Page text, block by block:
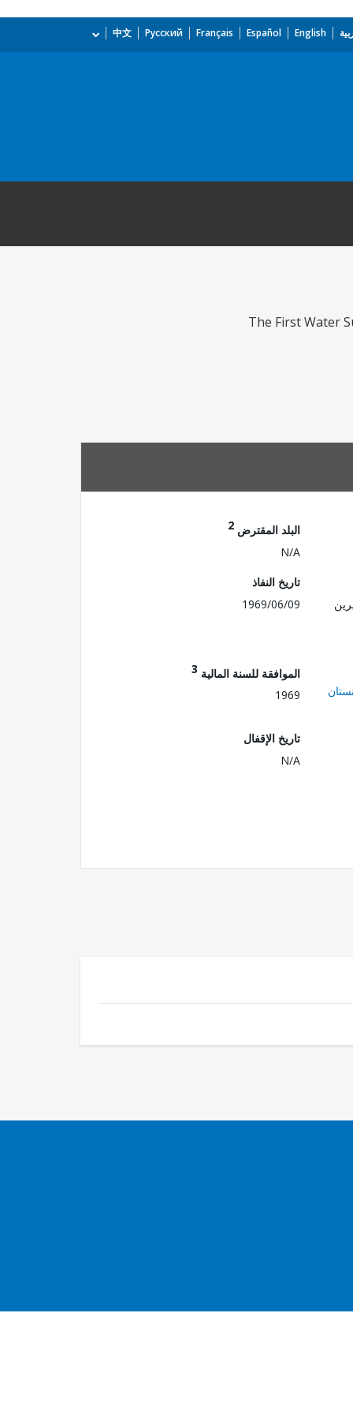
English
Español
Français
Русский
中文
The First Water
البلد المقترض 2
N/A
تاريخ النفاذ
1969/06/09
الموافقة للسنة المالية 3
1969
تاريخ الإقفال
N/A